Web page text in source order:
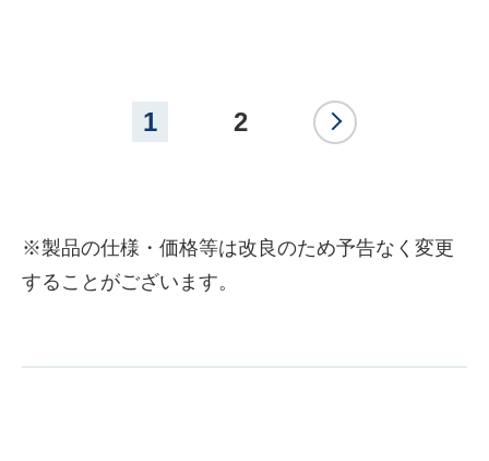
1 2 >
※製品の仕様・価格等は改良のため予告なく変更
することがございます。